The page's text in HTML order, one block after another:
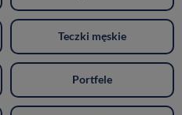
Teczki męskie
Portfele